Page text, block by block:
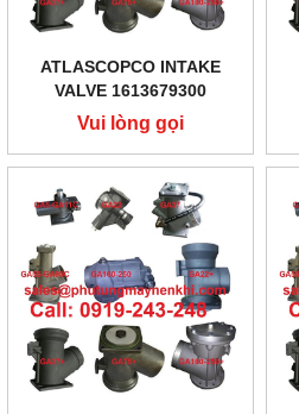
ATLASCOPCO INTAKE
VALVE 1613679300
Vui lòng gọi